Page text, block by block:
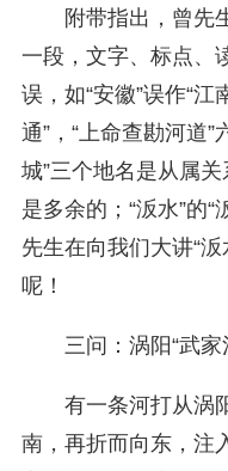
附带指出，曾先
一段，文字、标点、
误，如“安徽”误作“江
通”，“上命查勘河道
城”三个地名是从属
是多余的；“汳水”的
先生在向我们大讲“
呢！
三问：涡阳“武家
有一条河打从涡
南，再折而向东，注